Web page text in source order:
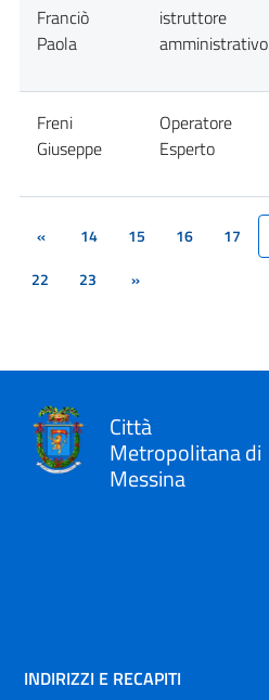
Franciò
Paola
istruttore
amministrativo
Freni
Giuseppe
Operatore
Esperto
« 14 15 16 17
22
23 »
Città
Metropolitana di
Messina
INDIRIZZI E RECAPITI